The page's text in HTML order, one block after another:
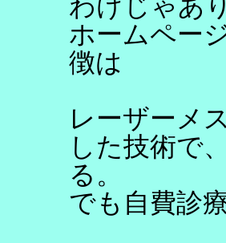
わけじゃあ
ホームペー
徴は
レーザーメ
した技術で
る。
でも自費診